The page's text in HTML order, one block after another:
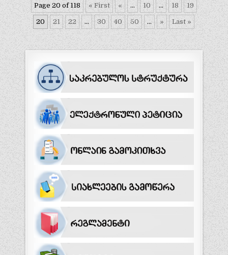
Page 20 of 118 « First « ... 10 ... 18 19
20 21 22 ... 30 40 50 ... » Last »